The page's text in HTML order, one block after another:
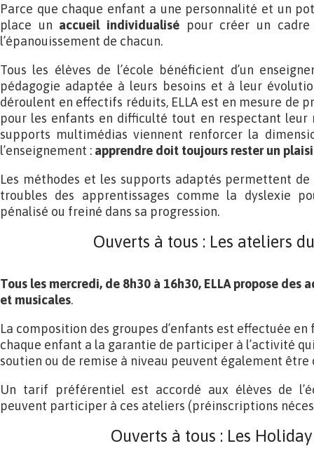
Parce que chaque enfant a une personnalité et un
place un accueil individualisé pour créer un
l’épanouissement de chacun.
Tous les élèves de l’école bénéficient d’un
pédagogie adaptée à leurs besoins et à leur
déroulent en effectifs réduits, ELLA est en mesure de
pour les enfants en difficulté tout en respectant leur
supports multimédias viennent renforcer la
l’enseignement : apprendre doit toujours rester un
Les méthodes et les supports adaptés permettent
troubles des apprentissages comme la dyslexie
pénalisé ou freiné dans sa progression.
Ouverts à tous : Les ateliers
Tous les mercredi, de 8h30 à 16h30, ELLA propose
et musicales.
La composition des groupes d’enfants est effectuée
chaque enfant a la garantie de participer à l’activité
soutien ou de remise à niveau peuvent également être
Un tarif préférentiel est accordé aux élèves de
peuvent participer à ces ateliers (préinscriptions
Ouverts à tous : Les